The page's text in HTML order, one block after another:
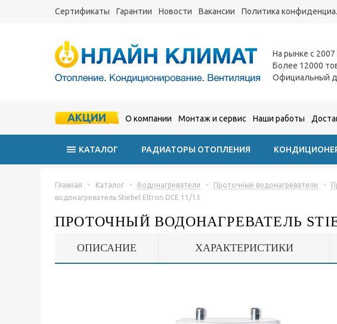
Сертификаты Гарантии Новости Вакансии Политика
На рынке с 2007
Более 12000
Официальный
АКЦИИ О компании Монтаж и сервис Наши работы
КАТАЛОГ РАДИАТОРЫ ОТОПЛЕНИЯ
Главная - Каталог - Водонагреватели - Проточные водонагреватели -
водонагреватель Stiebel Eltron DCE 11/13
ПРОТОЧНЫЙ ВОДОНАГРЕВАТЕЛЬ
ОПИСАНИЕ ХАРАКТЕРИСТИКИ